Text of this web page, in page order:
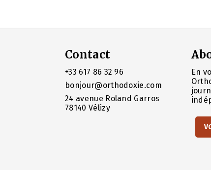
Contact
+33 617 86 32 96
bonjour@orthodoxie.com
24 avenue Roland Garros
78140 Vélizy
En